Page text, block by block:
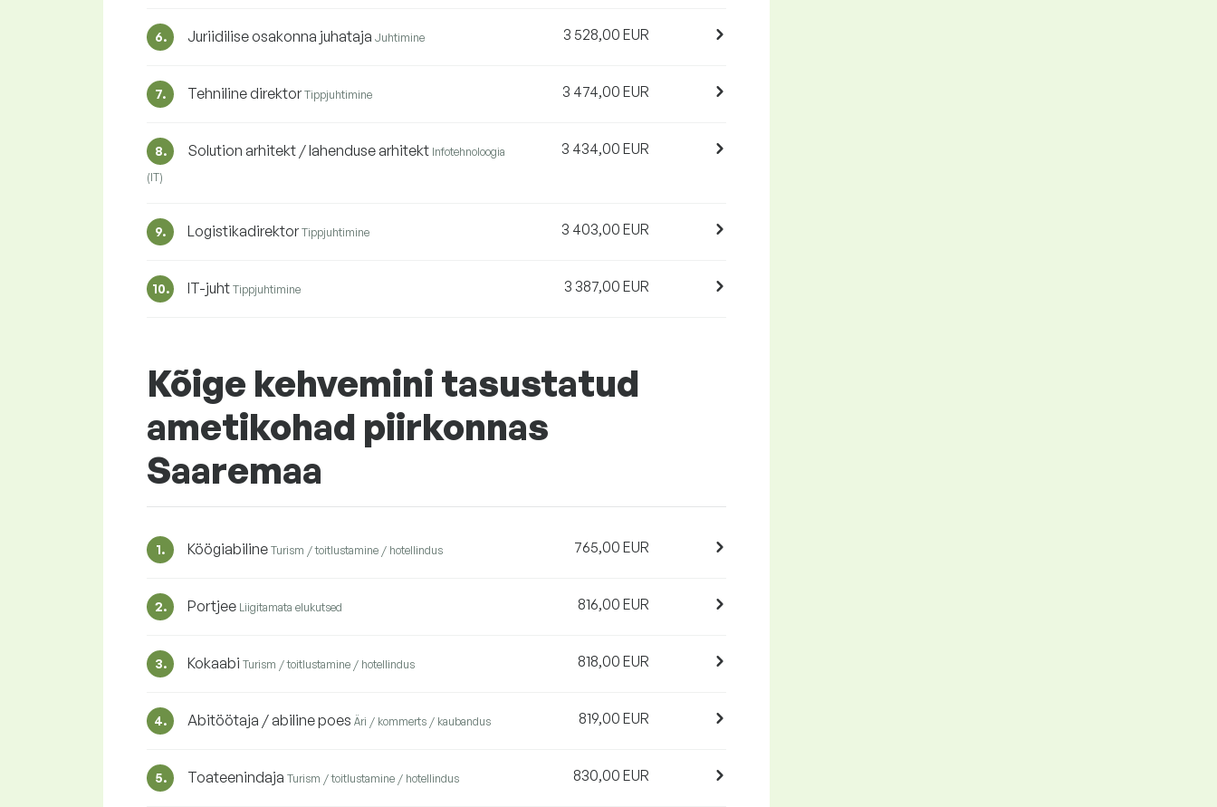
6. Juriidilise osakonna juhataja Juhtimine 3 528,00 EUR
7. Tehniline direktor Tippjuhtimine 3 474,00 EUR
8. Solution arhitekt / lahenduse arhitekt Infotehnoloogia
(IT)
3 434,00 EUR
9. Logistikadirektor Tippjuhtimine 3 403,00 EUR
10. IT-juht Tippjuhtimine 3 387,00 EUR
Kõige kehvemini tasustatud
ametikohad piirkonnas
Saaremaa
1. Köögiabiline Turism / toitlustamine / hotellindus 765,00 EUR
2. Portjee Liigitamata elukutsed 816,00 EUR
3. Kokaabi Turism / toitlustamine / hotellindus 818,00 EUR
4. Abitöötaja / abiline poes Äri / kommerts / kaubandus 819,00 EUR
5. Toateenindaja Turism / toitlustamine / hotellindus 830,00 EUR